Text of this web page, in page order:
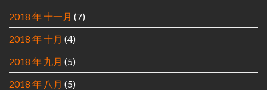
2018 年 十一月 (7)
2018 年 十月 (4)
2018 年 九月 (5)
2018 年 八月 (5)